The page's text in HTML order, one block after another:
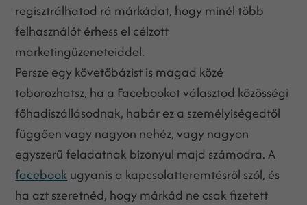
regisztrálhatod rá márkádat, hogy minél több
felhasználót érhess el célzott
marketingüzeneteiddel.
Persze egy követőbázist is magad közé
toborozhatsz, ha a Facebookot választod közösségi
főhadiszállásodnak, habár ez a személyiségedtől
függően vagy nagyon nehéz, vagy nagyon
egyszerű feladatnak bizonyul majd számodra. A
facebookugyanis a kapcsolatteremtésről szól, és
ha azt szeretnéd, hogy márkád ne csak fizetett